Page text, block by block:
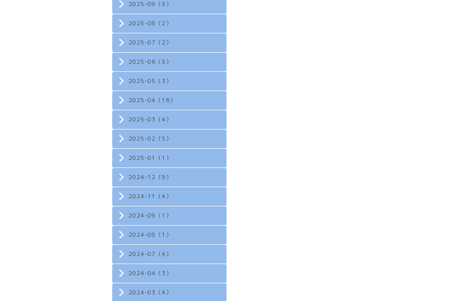
2025-09（9）
2025-08（2）
2025-07（2）
2025-06（5）
2025-05（3）
2025-04（16）
2025-03（4）
2025-02（5）
2025-01（1）
2024-12（9）
2024-11（4）
2024-09（1）
2024-08（1）
2024-07（4）
2024-04（3）
2024-03（4）